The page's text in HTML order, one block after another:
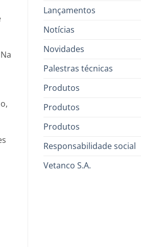
Lançamentos
Notícias
Novidades
Palestras técnicas
Produtos
Produtos
Produtos
Responsabilidade social
Vetanco S.A.